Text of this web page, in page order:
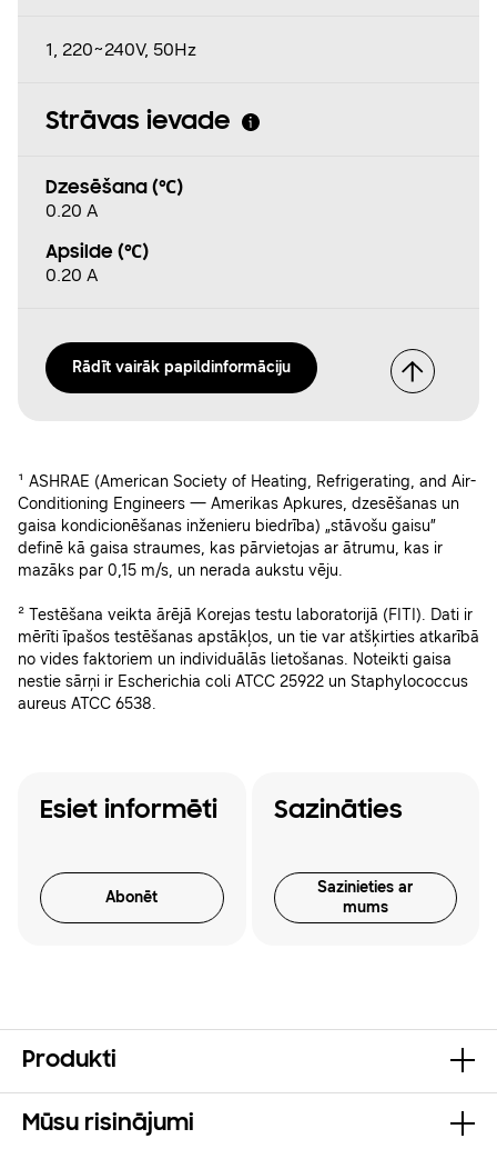
1, 220~240V, 50Hz
Strāvas ievade
Dzesēšana (℃)
0.20 A
Apsilde (℃)
0.20 A
Rādīt vairāk papildinformāciju
¹ ASHRAE (American Society of Heating, Refrigerating, and Air-
Conditioning Engineers — Amerikas Apkures, dzesēšanas un
gaisa kondicionēšanas inženieru biedrība) „stāvošu gaisu”
definē kā gaisa straumes, kas pārvietojas ar ātrumu, kas ir
mazāks par 0,15 m/s, un nerada aukstu vēju.
² Testēšana veikta ārējā Korejas testu laboratorijā (FITI). Dati ir
mērīti īpašos testēšanas apstākļos, un tie var atšķirties atkarībā
no vides faktoriem un individuālās lietošanas. Noteikti gaisa
nestie sārņi ir Escherichia coli ATCC 25922 un Staphylococcus
aureus ATCC 6538.
Esiet informēti
Abonēt
Sazināties
Sazinieties ar
mums
Produkti
Mūsu risinājumi